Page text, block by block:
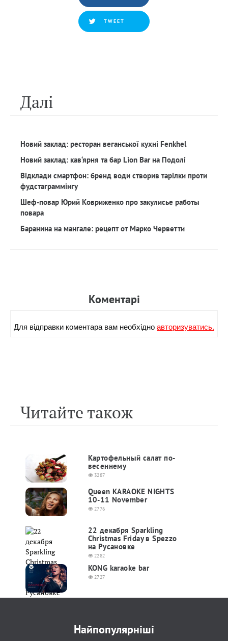
TWEET
Далi
Новий заклад: ресторан веганської кухні Fenkhel
Новий заклад: кав‘ярня та бар Lion Bar на Подолі
Відклади смартфон: бренд води створив тарілки проти
фудстаграммінгу
Шеф-повар Юрий Ковриженко про закулисье работы
повара
Баранина на мангале: рецепт от Марко Черветти
Коментарi
Для вiдправки коментара вам необхiдноавторизуватись.
Читайте також
Картофельный салат по-
весеннему
3287
Queen KARAOKE NIGHTS
10-11 November
2776
22 декабря Sparkling
Christmas Friday в Spezzo
на Русановке
2282
KONG karaoke bar
2727
Найпопулярніші